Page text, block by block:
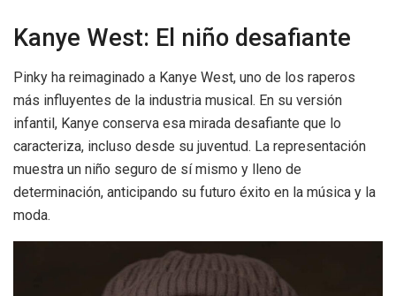
Kanye West: El niño desafiante
Pinky ha reimaginado a Kanye West, uno de los raperos
más influyentes de la industria musical. En su versión
infantil, Kanye conserva esa mirada desafiante que lo
caracteriza, incluso desde su juventud. La representación
muestra un niño seguro de sí mismo y lleno de
determinación, anticipando su futuro éxito en la música y la
moda.